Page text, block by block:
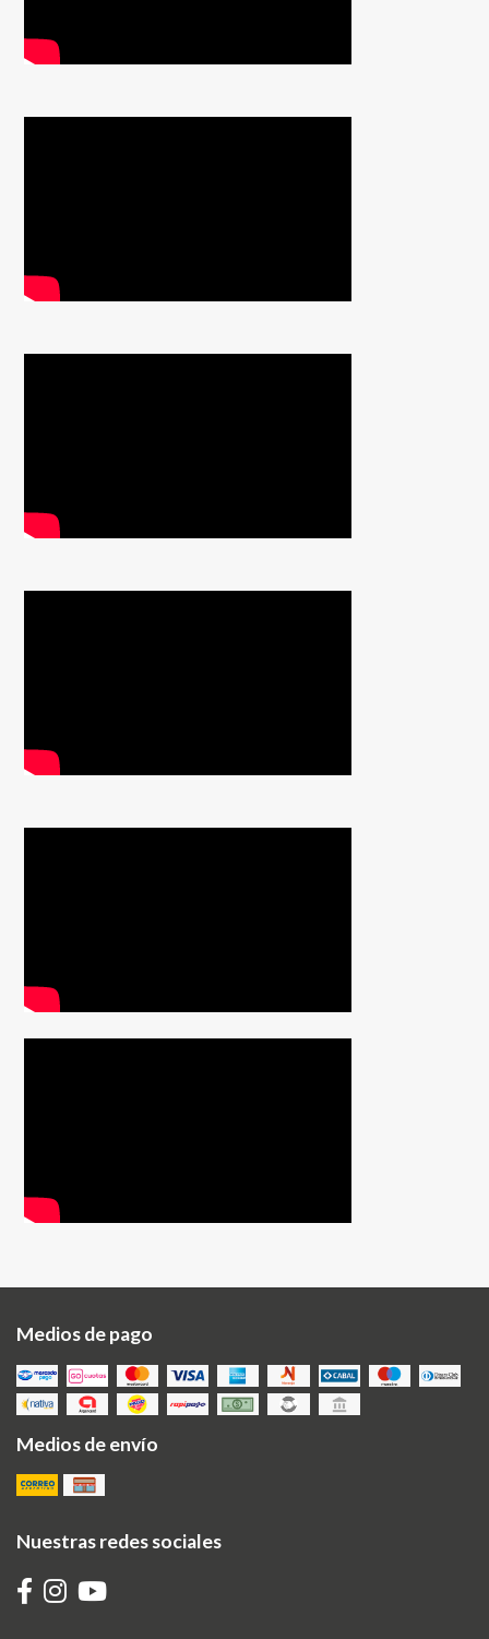
Medios de pago
Medios de envío
Nuestras redes sociales